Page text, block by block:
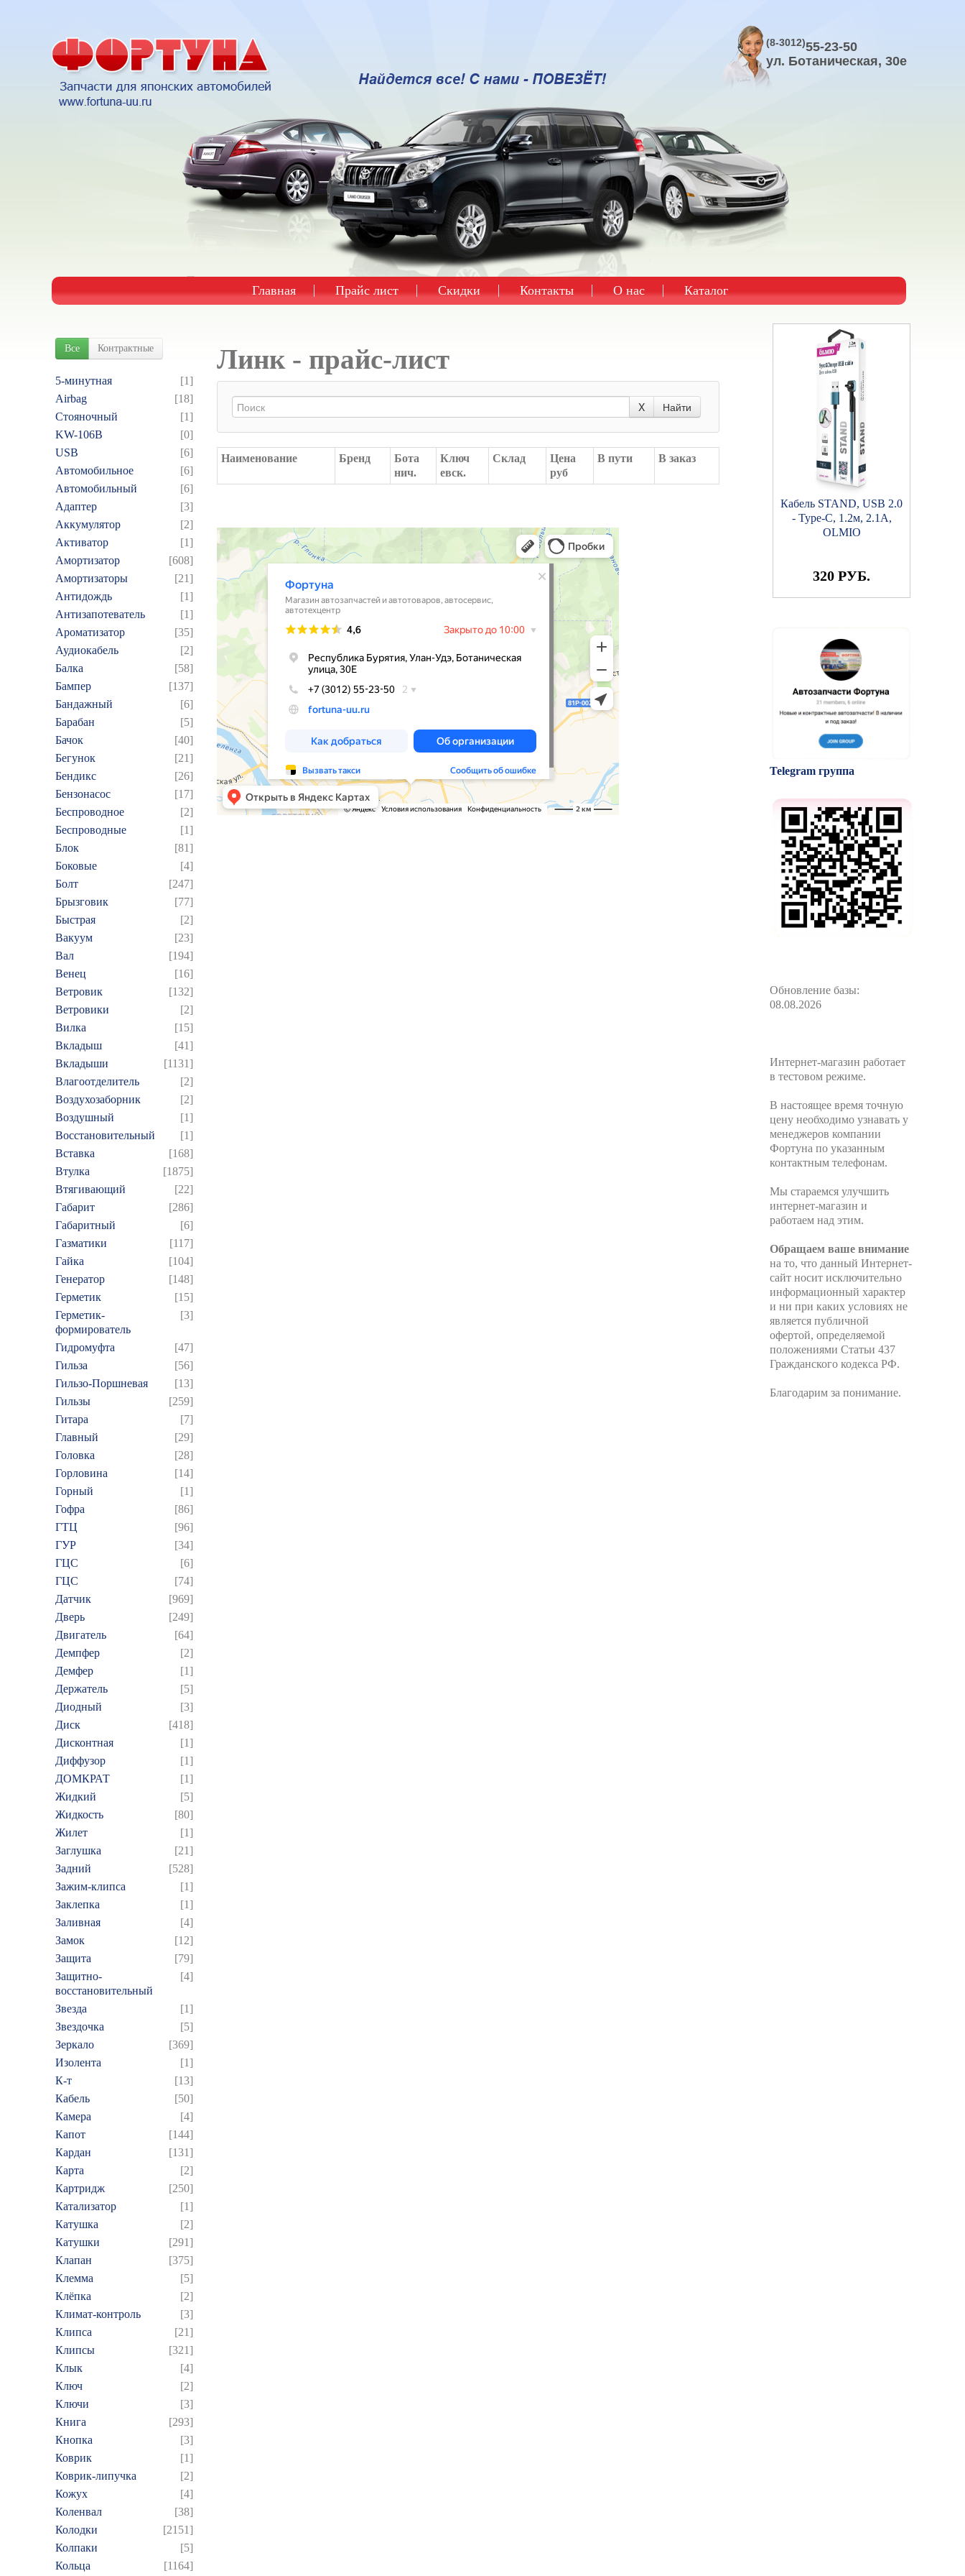
(8-3012)55-23-50
ул. Ботаническая, 30е
Главная Прайс лист Скидки Контакты О нас Каталог
Все Контрактные
5-минутная
[1]
Airbag
[18]
Cтояночный
[1]
KW-106B
[0]
USB
[6]
Автомобильное
[6]
Автомобильный
[6]
Адаптер
[3]
Аккумулятор
[2]
Активатор
[1]
Амортизатор
[608]
Амортизаторы
[21]
Антидождь
[1]
Антизапотеватель
[1]
Ароматизатор
[35]
Аудиокабель
[2]
Балка
[58]
Бампер
[137]
Бандажный
[6]
Барабан
[5]
Бачок
[40]
Бегунок
[21]
Бендикс
[26]
Бензонасос
[17]
Беспроводное
[2]
Беспроводные
[1]
Блок
[81]
Боковые
[4]
Болт
[247]
Брызговик
[77]
Быстрая
[2]
Вакуум
[23]
Вал
[194]
Венец
[16]
Ветровик
[132]
Ветровики
[2]
Вилка
[15]
Вкладыш
[41]
Вкладыши
[1131]
Влагоотделитель
[2]
Воздухозаборник
[2]
Воздушный
[1]
Восстановительный
[1]
Вставка
[168]
Втулка
[1875]
Втягивающий
[22]
Габарит
[286]
Габаритный
[6]
Газматики
[117]
Гайка
[104]
Генератор
[148]
Герметик
[15]
Герметик-
формирователь
[3]
Гидромуфта
[47]
Гильза
[56]
Гильзо-Поршневая
[13]
Гильзы
[259]
Гитара
[7]
Главный
[29]
Головка
[28]
Горловина
[14]
Горный
[1]
Гофра
[86]
ГТЦ
[96]
ГУР
[34]
ГЦC
[6]
ГЦС
[74]
Датчик
[969]
Дверь
[249]
Двигатель
[64]
Демпфер
[2]
Демфер
[1]
Держатель
[5]
Диодный
[3]
Диск
[418]
Дисконтная
[1]
Диффузор
[1]
ДОМКРАТ
[1]
Жидкий
[5]
Жидкость
[80]
Жилет
[1]
Заглушка
[21]
Задний
[528]
Зажим-клипса
[1]
Заклепка
[1]
Заливная
[4]
Замок
[12]
Защита
[79]
Защитно-
восстановительный
[4]
Звезда
[1]
Звездочка
[5]
Зеркало
[369]
Изолента
[1]
К-т
[13]
Кабель
[50]
Камера
[4]
Капот
[144]
Кардан
[131]
Карта
[2]
Картридж
[250]
Катализатор
[1]
Катушка
[2]
Катушки
[291]
Клапан
[375]
Клемма
[5]
Клёпка
[2]
Климат-контроль
[3]
Клипса
[21]
Клипсы
[321]
Клык
[4]
Ключ
[2]
Ключи
[3]
Книга
[293]
Кнопка
[3]
Коврик
[1]
Коврик-липучка
[2]
Кожух
[4]
Коленвал
[38]
Колодки
[2151]
Колпаки
[5]
Кольца
[1164]
Линк - прайс-лист
X Найти
Наименование Бренд
Бота
нич.
Ключ
евск.
Склад
Цена
руб
В пути В заказ
Кабель STAND, USB 2.0
- Type-C, 1.2м, 2.1A,
OLMIO
320 РУБ.
Telegram группа
Обновление базы:
08.08.2026
Интернет-магазин работает
в тестовом режиме.
В настоящее время точную
цену необходимо узнавать у
менеджеров компании
Фортуна по указанным
контактным телефонам.
Мы стараемся улучшить
интернет-магазин и
работаем над этим.
Обращаем ваше внимание
на то, что данный Интернет-
сайт носит исключительно
информационный характер
и ни при каких условиях не
является публичной
офертой, определяемой
положениями Статьи 437
Гражданского кодекса РФ.
Благодарим за понимание.